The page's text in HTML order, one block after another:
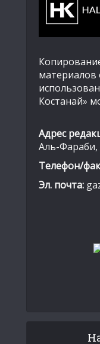
материалов
Костанай»
Адрес
Аль-Фараби,
Телефон/
Эл. почта: